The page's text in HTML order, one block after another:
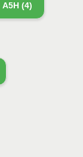
A5H(4)